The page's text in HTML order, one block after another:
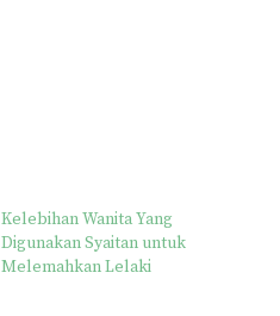
Kelebihan Wanita Yang
Digunakan Syaitan untuk
Melemahkan Lelaki